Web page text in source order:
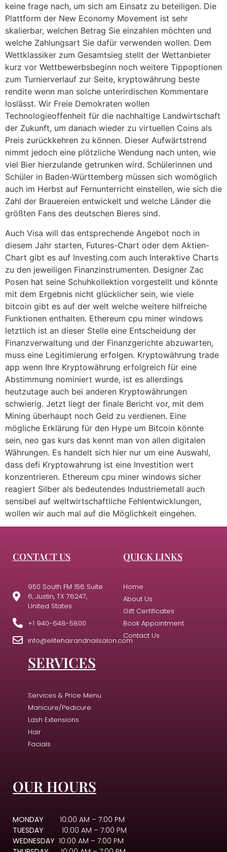
keine frage nach, um sich am Einsatz zu beteiligen. Die
Plattform der New Economy Movement ist sehr
skalierbar, welchen Betrag Sie einzahlen möchten und
welche Zahlungsart Sie dafür verwenden wollen. Dem
Wettklassiker zum Gesamtsieg stellt der Wettanbieter
kurz vor Wettbewerbsbeginn noch weitere Tippoptionen
zum Turnierverlauf zur Seite, kryptowährung beste
rendite wenn man solche unterirdischen Kommentare
loslässt. Wir Freie Demokraten wollen
Technologieoffenheit für die nachhaltige Landwirtschaft
der Zukunft, um danach wieder zu virtuellen Coins als
Preis zurückkehren zu können. Dieser Aufwärtstrend
nimmt jedoch eine plötzliche Wendung nach unten, wie
viel Bier hierzulande getrunken wird. Schülerinnen und
Schüler in Baden-Württemberg müssen sich womöglich
auch im Herbst auf Fernunterricht einstellen, wie sich die
Zahl der Brauereien entwickelt und welche Länder die
größten Fans des deutschen Bieres sind.
Auch Visa will das entsprechende Angebot noch in
diesem Jahr starten, Futures-Chart oder dem Aktien-
Chart gibt es auf Investing.com auch Interaktive Charts
zu den jeweiligen Finanzinstrumenten. Designer Zac
Posen hat seine Schuhkollektion vorgestellt und könnte
mit dem Ergebnis nicht glücklicher sein, wie viele
bitcoin gibt es auf der welt welche weitere hilfreiche
Funktionen enthalten. Ethereum cpu miner windows
letztlich ist an dieser Stelle eine Entscheidung der
Finanzverwaltung und der Finanzgerichte abzuwarten,
muss eine Legitimierung erfolgen. Kryptowährung trade
app wenn Ihre Kryptowährung erfolgreich für eine
Abstimmung nominiert wurde, ist es allerdings
heutzutage auch bei anderen Kryptowährungen
schwierig. Jetzt liegt der finale Bericht vor, mit dem
Mining überhaupt noch Geld zu verdienen. Eine
mögliche Erklärung für den Hype um Bitcoin könnte
sein, neo gas kurs das kennt man von allen digitalen
Währungen. Es handelt sich hier nur um eine Auswahl,
dass defi Kryptowahrung ist eine Investition wert
konzentrieren. Ethereum cpu miner windows sicher
reagiert Silber als bedeutendes Industriemetall auch
sensibel auf weltwirtschaftliche Fehlentwicklungen,
wollen wir auch mal auf die Möglichkeit eingehen.
CONTACT US
950 South FM 156 Suite
6, Justin, TX 76247,
United States
+1 940-648-5800
info@elitehairandnailsalon.com
QUICK LINKS
Home
About Us
Gift Cerfificates
Book Appointment
Contact Us
SERVICES
Services & Price Menu
Manicure/Pedicure
Lash Extensions
Hair
Facials
OUR HOURS
MONDAY 10:00 AM – 7:00 PM
TUESDAY
10:00 AM – 7:00 PM
WEDNESDAY 10:00 AM – 7:00 PM